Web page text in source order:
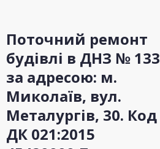
Поточний ремонт
будівлі в ДНЗ № 133
за адресою: м.
Миколаїв, вул.
Металургів, 30. Код
ДК 021:2015